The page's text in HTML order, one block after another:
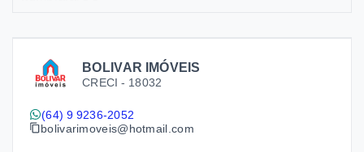
BOLIVAR IMÓVEIS
CRECI - 18032
(64) 9 9236-2052
bolivarimoveis@hotmail.com